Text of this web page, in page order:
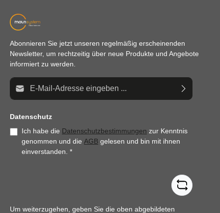
Abonnieren Sie jetzt unseren regelmäßig erscheinenden
Newsletter, um rechtzeitig über neue Produkte und Angebote
informiert zu werden.
E-Mail-Adresse*
Datenschutz
Ich habe die Datenschutzbestimmungen zur Kenntnis
genommen und die AGB gelesen und bin mit ihnen
einverstanden. *
Um weiterzugehen, geben Sie die oben abgebildeten